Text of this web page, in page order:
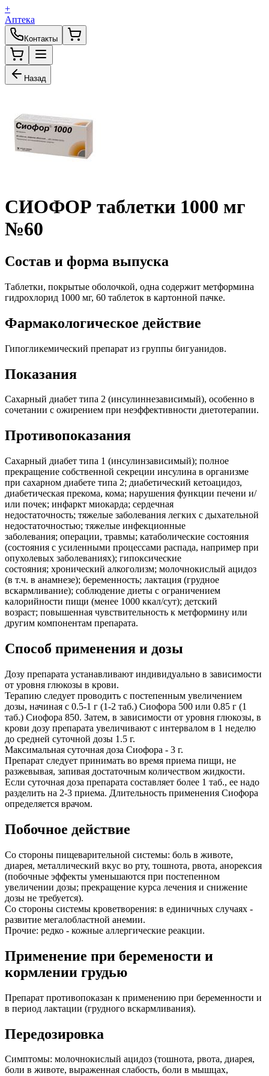
+
Аптека
Контакты
Назад
СИОФОР таблетки 1000 мг
№60
Состав и форма выпуска
Таблетки, покрытые оболочкой, одна содержит метформина
гидрохлорид 1000 мг, 60 таблеток в картонной пачке.
Фармакологическое действие
Гипогликемический препарат из группы бигуанидов.
Показания
Сахарный диабет типа 2 (инсулиннезависимый), особенно в
сочетании с ожирением при неэффективности диетотерапии.
Противопоказания
Сахарный диабет типа 1 (инсулинзависимый); полное
прекращение собственной секреции инсулина в организме
при сахарном диабете типа 2; диабетический кетоацидоз,
диабетическая прекома, кома; нарушения функции печени и/
или почек; инфаркт миокарда; сердечная
недостаточность; тяжелые заболевания легких с дыхательной
недостаточностью; тяжелые инфекционные
заболевания; операции, травмы; катаболические состояния
(состояния с усиленными процессами распада, например при
опухолевых заболеваниях); гипоксические
состояния; хронический алкоголизм; молочнокислый ацидоз
(в т.ч. в анамнезе); беременность; лактация (грудное
вскармливание); соблюдение диеты с ограничением
калорийности пищи (менее 1000 ккал/сут); детский
возраст; повышенная чувствительность к метформину или
другим компонентам препарата.
Способ применения и дозы
Дозу препарата устанавливают индивидуально в зависимости
от уровня глюкозы в крови.
Терапию следует проводить с постепенным увеличением
дозы, начиная с 0.5-1 г (1-2 таб.) Сиофора 500 или 0.85 г (1
таб.) Сиофора 850. Затем, в зависимости от уровня глюкозы, в
крови дозу препарата увеличивают с интервалом в 1 неделю
до средней суточной дозы 1.5 г.
Максимальная суточная доза Сиофора - 3 г.
Препарат следует принимать во время приема пищи, не
разжевывая, запивая достаточным количеством жидкости.
Если суточная доза препарата составляет более 1 таб., ее надо
разделить на 2-3 приема. Длительность применения Сиофора
определяется врачом.
Побочное действие
Со стороны пищеварительной системы: боль в животе,
диарея, металлический вкус во рту, тошнота, рвота, анорексия
(побочные эффекты уменьшаются при постепенном
увеличении дозы; прекращение курса лечения и снижение
дозы не требуется).
Со стороны системы кроветворения: в единичных случаях -
развитие мегалобластной анемии.
Прочие: редко - кожные аллергические реакции.
Применение при беремености и
кормлении грудью
Препарат противопоказан к применению при беременности и
в период лактации (грудного вскармливания).
Передозировка
Симптомы: молочнокислый ацидоз (тошнота, рвота, диарея,
боли в животе, выраженная слабость, боли в мышцах,